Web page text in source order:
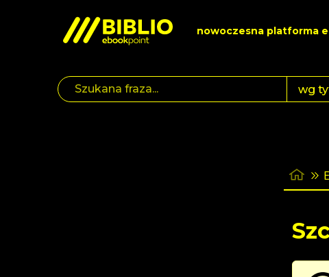
nowoczesna platforma